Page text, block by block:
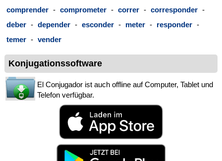
comprender - comprometer - correr - corresponder -
deber - depender - esconder - meter - responder -
temer - vender
Konjugationssoftware
El Conjugador ist auch offline auf Computer, Tablet und
Telefon verfügbar.